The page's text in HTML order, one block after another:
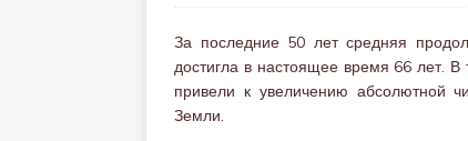
За последние 50 лет средняя
достигла в настоящее время 66 лет.
привели к увеличению абсолютной
Земли.